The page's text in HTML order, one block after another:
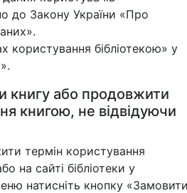
до Закону України «Про
користування бібліотекою» у
книгу або продовжити
книгою, не відвідуючи
термін користування
на сайті бібліотеки у
натисніть кнопку